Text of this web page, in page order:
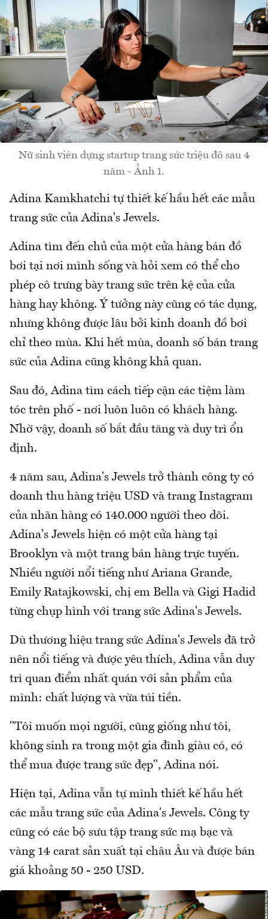
Nữ sinh viên dựng startup trang sức triệu đô sau 4
năm - Ảnh 1.
Adina Kamkhatchi tự thiết kế hầu hết các mẫu
trang sức của Adina's Jewels.
Adina tìm đến chủ của một cửa hàng bán đồ
bơi tại nơi mình sống và hỏi xem có thể cho
phép cô trưng bày trang sức trên kệ của cửa
hàng hay không. Ý tưởng này cũng có tác dụng,
nhưng không được lâu bởi kinh doanh đồ bơi
chỉ theo mùa. Khi hết mùa, doanh số bán trang
sức của Adina cũng không khả quan.
Sau đó, Adina tìm cách tiếp cận các tiệm làm
tóc trên phố - nơi luôn luôn có khách hàng.
Nhờ vậy, doanh số bắt đầu tăng và duy trì ổn
định.
4 năm sau, Adina's Jewels trở thành công ty có
doanh thu hàng triệu USD và trang Instagram
của nhãn hàng có 140.000 người theo dõi.
Adina's Jewels hiện có một cửa hàng tại
Brooklyn và một trang bán hàng trực tuyến.
Nhiều người nổi tiếng như Ariana Grande,
Emily Ratajkowski, chị em Bella và Gigi Hadid
từng chụp hình với trang sức Adina's Jewels.
Dù thương hiệu trang sức Adina's Jewels đã trở
nên nổi tiếng và được yêu thích, Adina vẫn duy
trì quan điểm nhất quán với sản phẩm của
mình: chất lượng và vừa túi tiền.
"Tôi muốn mọi người, cũng giống như tôi,
không sinh ra trong một gia đình giàu có, có
thể mua được trang sức đẹp", Adina nói.
Hiện tại, Adina vẫn tự mình thiết kế hầu hết
các mẫu trang sức của Adina's Jewels. Công ty
cũng có các bộ sưu tập trang sức mạ bạc và
vàng 14 carat sản xuất tại châu Âu và được bán
giá khoảng 50 - 250 USD.